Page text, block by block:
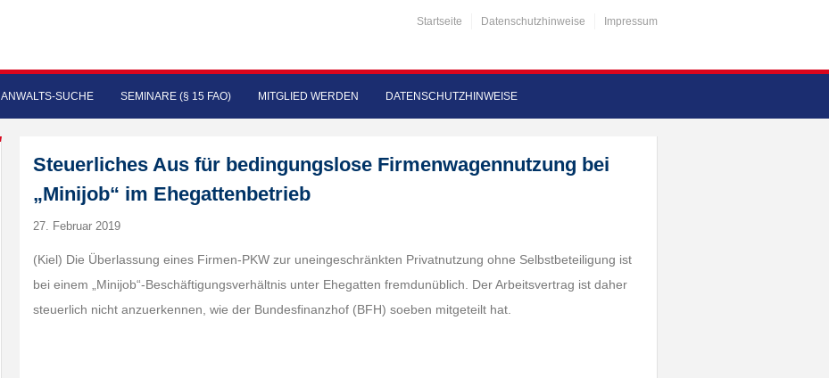
Startseite Datenschutzhinweise Impressum
ANWALTS-SUCHE SEMINARE (§ 15 FAO) MITGLIED WERDEN DATENSCHUTZHINWEISE
Steuerliches Aus für bedingungslose Firmenwagennutzung bei
„Minijob“ im Ehegattenbetrieb
27. Februar 2019
(Kiel) Die Überlassung eines Firmen-PKW zur uneingeschränkten Privatnutzung ohne Selbstbeteiligung ist
bei einem „Minijob“-Beschäftigungsverhältnis unter Ehegatten fremdunüblich. Der Arbeitsvertrag ist daher
steuerlich nicht anzuerkennen, wie der Bundesfinanzhof (BFH) soeben mitgeteilt hat.